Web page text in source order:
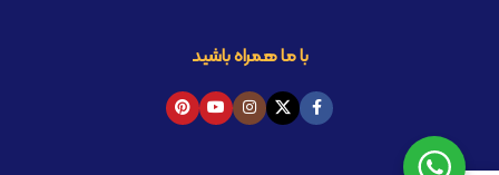
با ما همراه باشید